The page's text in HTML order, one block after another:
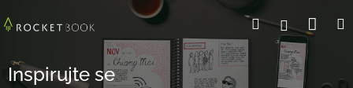
na
HledatPřihlášení
Inspirujte se